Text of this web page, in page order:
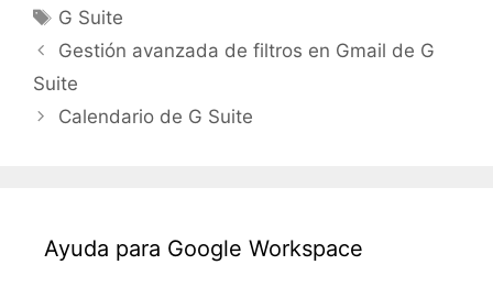
Etiquetas
G Suite
Gestión avanzada de filtros en Gmail de G
Suite
Calendario de G Suite
Ayuda para Google Workspace